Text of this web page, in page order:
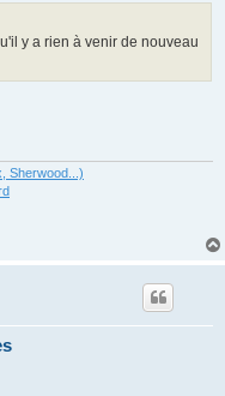
y a rien à venir de nouveau
Sherwood...)